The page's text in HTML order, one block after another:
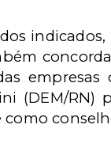
indicados,
empresas
(DEM/RN)